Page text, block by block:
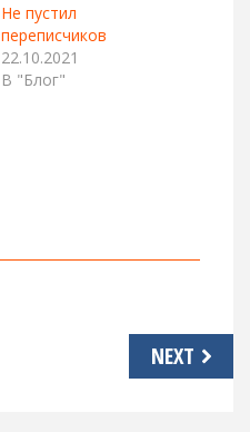
Не пустил
переписчиков
22.10.2021
В "Блог"
NEXT